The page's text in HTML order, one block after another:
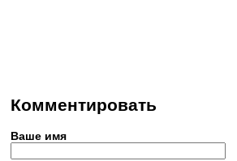
Комментировать
Ваше имя